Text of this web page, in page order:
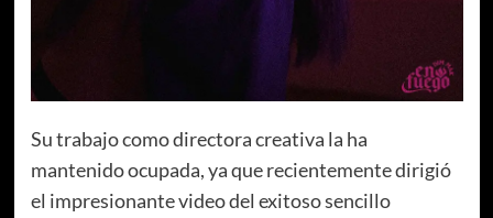
Su trabajo como directora creativa la ha
mantenido ocupada, ya que recientemente dirigió
el impresionante video del exitoso sencillo